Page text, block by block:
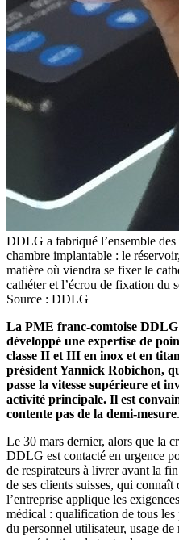
DDLG a fabriqué l’ensemble des
chambre implantable : le
matière où viendra se fixer le
cathéter et l’écrou de fixation du
Source : DDLG
La PME franc-comtoise DDLG
développé une expertise de
classe II et III en inox et en
président Yannick Robichon,
passe la vitesse supérieure et
activité principale. Il est
contente pas de la demi-mesure.
Le 30 mars dernier, alors que la
DDLG est contacté en urgence
de respirateurs à livrer avant la
de ses clients suisses, qui
l’entreprise applique les
médical : qualification de tous
du personnel utilisateur, usage